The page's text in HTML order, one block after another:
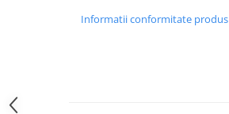
Informatii conformitate produs